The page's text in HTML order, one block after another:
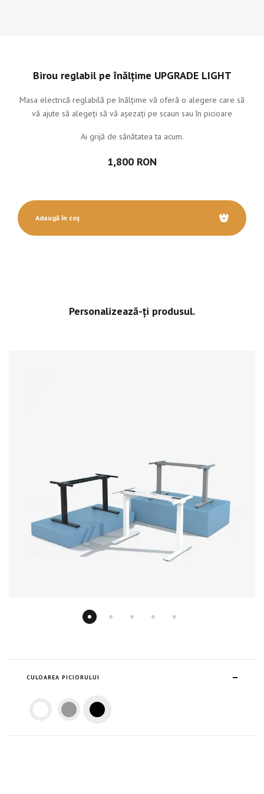
Birou reglabil pe înălțime UPGRADE LIGHT
Masa electrică reglabilă pe înălțime vă oferă o alegere care să
vă ajute să alegeți să vă așezați pe scaun sau în picioare
Ai grijă de sănătatea ta acum.
1,800 RON
Adaugă în coș
Personalizează-ți produsul.
СULOAREA PICIORULUI
Gri Negru